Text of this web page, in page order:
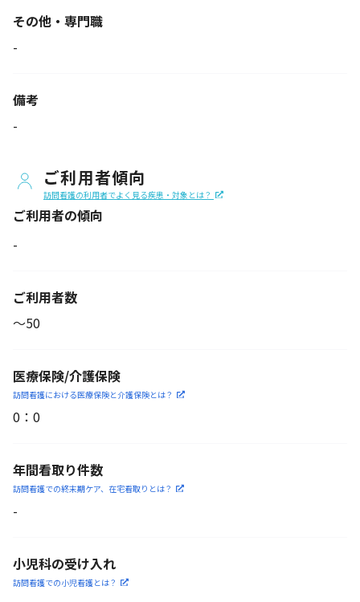
その他・専門職
-
備考
-
ご利用者傾向
訪問看護の利用者でよく見る疾患・対象とは？
ご利用者の傾向
-
ご利用者数
〜50
医療保険/介護保険
訪問看護における医療保険と介護保険とは？
0 ： 0
年間看取り件数
訪問看護での終末期ケア、 在宅看取りとは？
-
小児科の受け入れ
訪問看護での小児看護とは？